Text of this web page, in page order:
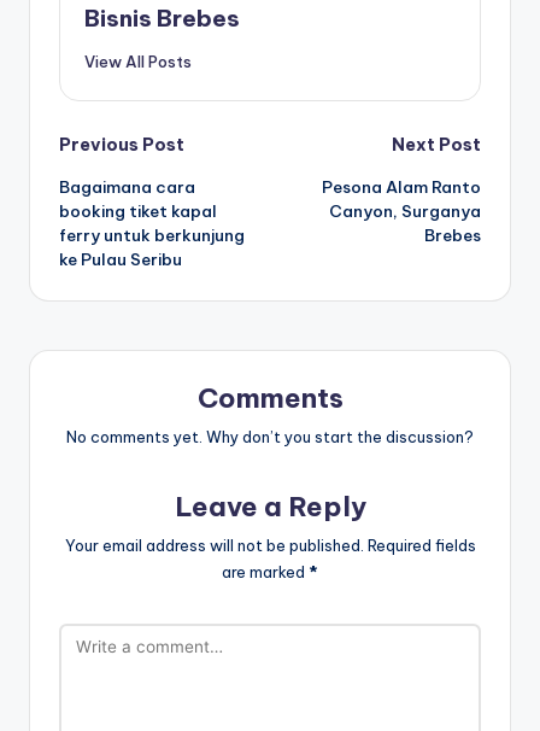
Bisnis Brebes
View All Posts
Post
navigation
Previous Post
Bagaimana cara
booking tiket kapal
ferry untuk berkunjung
ke Pulau Seribu
Next Post
Pesona Alam Ranto
Canyon, Surganya
Brebes
Comments
No comments yet. Why don’t you start the discussion?
Leave a Reply
Your email address will not be published. Required fields
are marked *